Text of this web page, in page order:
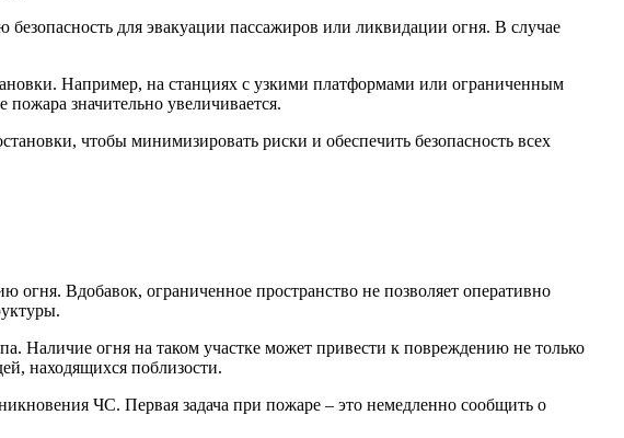
для эвакуации пассажиров или ликвидации огня. В случае
Например, на станциях с узкими платформами или ограниченным
пожара значительно увеличивается.
чтобы минимизировать риски и обеспечить безопасность всех
огня. Вдобавок, ограниченное пространство не позволяет оперативно
Наличие огня на таком участке может привести к повреждению не только
находящихся поблизости.
ЧС. Первая задача при пожаре – это немедленно сообщить о